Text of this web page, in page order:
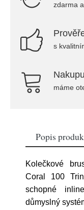
zdarma
s
máme
Popis
Kolečkové
Coral 100
schopné
důmyslný